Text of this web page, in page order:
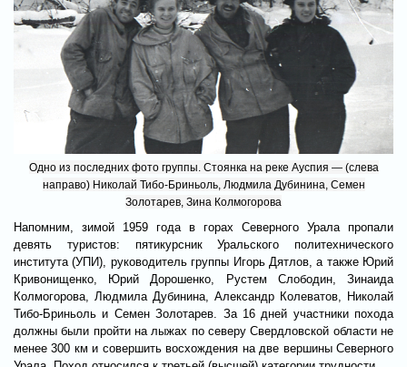
Одно из последних фото группы. Стоянка на реке Ауспия — (слева
направо) Николай Тибо-Бриньоль, Людмила Дубинина, Семен
Золотарев, Зина Колмогорова
Напомним, зимой 1959 года в горах Северного Урала пропали
девять туристов: пятикурсник Уральского политехнического
института (УПИ), руководитель группы Игорь Дятлов, а также Юрий
Кривонищенко, Юрий Дорошенко, Рустем Слободин, Зинаида
Колмогорова, Людмила Дубинина, Александр Колеватов, Николай
Тибо-Бриньоль и Семен Золотарев. За 16 дней участники похода
должны были пройти на лыжах по северу Свердловской области не
менее 300 км и совершить восхождения на две вершины Северного